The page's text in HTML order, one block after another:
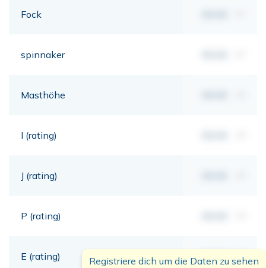
Fock
spinnaker
Masthöhe
I (rating)
J (rating)
P (rating)
E (rating) 00,00 mt
Registriere dich um die Daten zu sehen